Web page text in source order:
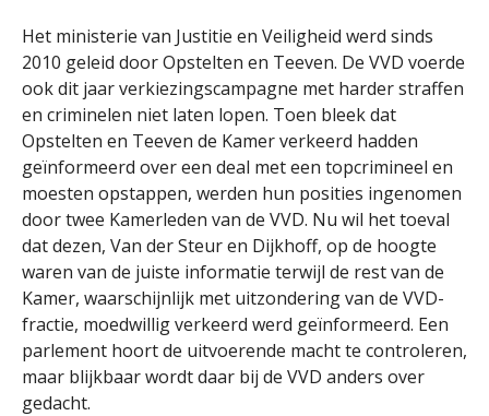
Het ministerie van Justitie en Veiligheid werd sinds
2010 geleid door Opstelten en Teeven. De VVD voerde
ook dit jaar verkiezingscampagne met harder straffen
en criminelen niet laten lopen. Toen bleek dat
Opstelten en Teeven de Kamer verkeerd hadden
geïnformeerd over een deal met een topcrimineel en
moesten opstappen, werden hun posities ingenomen
door twee Kamerleden van de VVD. Nu wil het toeval
dat dezen, Van der Steur en Dijkhoff, op de hoogte
waren van de juiste informatie terwijl de rest van de
Kamer, waarschijnlijk met uitzondering van de VVD-
fractie, moedwillig verkeerd werd geïnformeerd. Een
parlement hoort de uitvoerende macht te controleren,
maar blijkbaar wordt daar bij de VVD anders over
gedacht.